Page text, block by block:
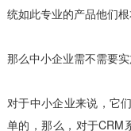
统如此专业的产品他们根
那么中小企业需不需要
对于中小企业来说，它
单的，那么，对于CRM